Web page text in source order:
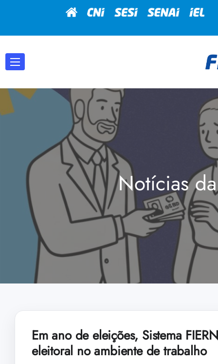
Notícias
Em ano de eleições, Sistema
eleitoral no ambiente de trabalho